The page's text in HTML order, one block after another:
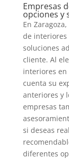
Empresas
opciones y
En
de interiores
soluciones
cliente. Al
interiores en
cuenta su
anteriores y
empresas
si deseas
diferentes